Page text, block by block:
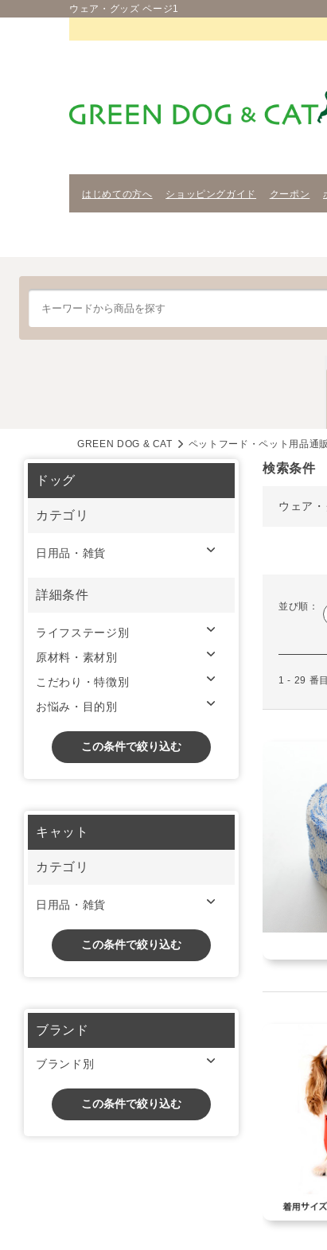
ウェア・グッズ ページ1
はじめての方へ ショッピングガイド クーポン
GREEN DOG & CAT ペットフード・ペット用品通販
検索条件
ウェア
並び順：
1 - 29 番
ドッグ
カテゴリ
日用品・雑貨
詳細条件
ライフステージ別
原材料・素材別
こだわり・特徴別
お悩み・目的別
この条件で絞り込む
キャット
カテゴリ
日用品・雑貨
この条件で絞り込む
ブランド
ブランド別
この条件で絞り込む